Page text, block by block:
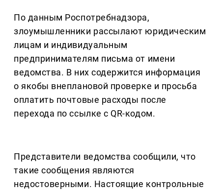
По данным Роспотребнадзора,
злоумышленники рассылают юридическим
лицам и индивидуальным
предпринимателям письма от имени
ведомства. В них содержится информация
о якобы внеплановой проверке и просьба
оплатить почтовые расходы после
перехода по ссылке с QR-кодом.
Представители ведомства сообщили, что
такие сообщения являются
недостоверными. Настоящие контрольные